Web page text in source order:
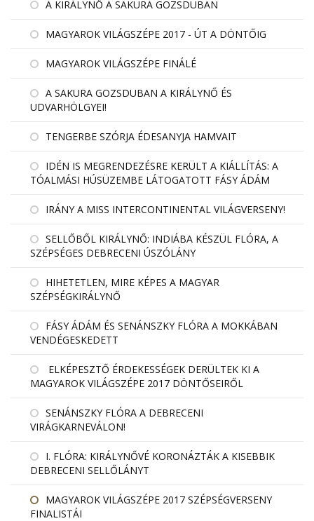
A KIRÁLYNŐ A SAKURA GOZSDUBAN
MAGYAROK VILÁGSZÉPE 2017 - ÚT A DÖNTŐIG
MAGYAROK VILÁGSZÉPE FINÁLÉ
A SAKURA GOZSDUBAN A KIRÁLYNŐ ÉS
UDVARHÖLGYEI!
TENGERBE SZÓRJA ÉDESANYJA HAMVAIT
IDÉN IS MEGRENDEZÉSRE KERÜLT A KIÁLLÍTÁS: A
TÓALMÁSI HÚSÜZEMBE LÁTOGATOTT FÁSY ÁDÁM
IRÁNY A MISS INTERCONTINENTAL VILÁGVERSENY!
SELLŐBŐL KIRÁLYNŐ: INDIÁBA KÉSZÜL FLÓRA, A
SZÉPSÉGES DEBRECENI ÚSZÓLÁNY
HIHETETLEN, MIRE KÉPES A MAGYAR
SZÉPSÉGKIRÁLYNŐ
FÁSY ÁDÁM ÉS SENÁNSZKY FLÓRA A MOKKÁBAN
VENDÉGESKEDETT
ELKÉPESZTŐ ÉRDEKESSÉGEK DERÜLTEK KI A
MAGYAROK VILÁGSZÉPE 2017 DÖNTŐSEIRŐL
SENÁNSZKY FLÓRA A DEBRECENI
VIRÁGKARNEVÁLON!
I. FLÓRA: KIRÁLYNŐVÉ KORONÁZTÁK A KISEBBIK
DEBRECENI SELLŐLÁNYT
MAGYAROK VILÁGSZÉPE 2017 SZÉPSÉGVERSENY
FINALISTÁI